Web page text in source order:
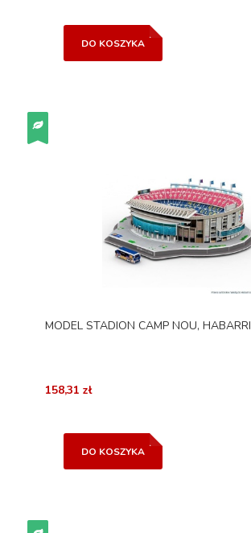
DO KOSZYKA
MODEL STADION CAMP NOU, HABARRI
158,31 zł
DO KOSZYKA